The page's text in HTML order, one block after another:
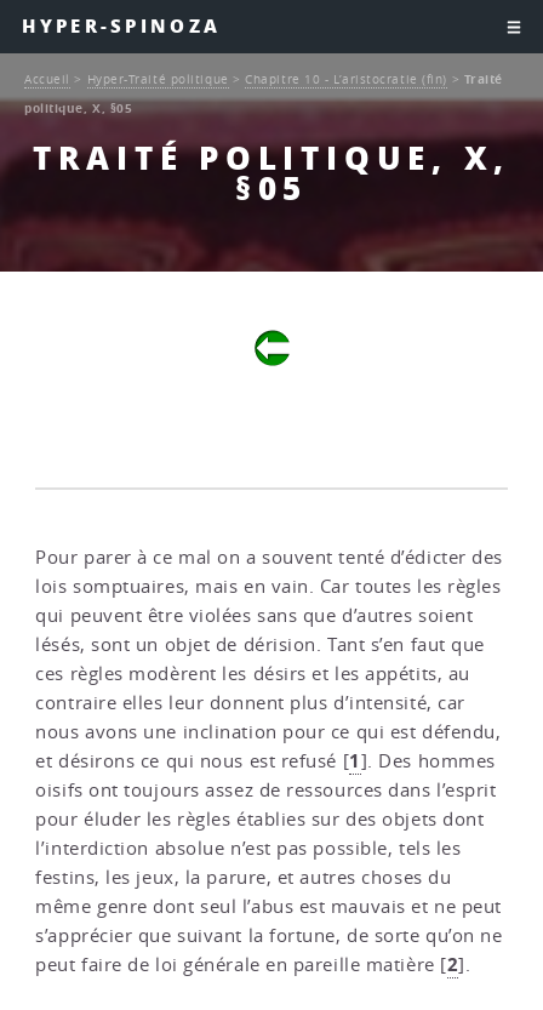
HYPER-SPINOZA
TRAITÉ POLITIQUE, X,
§05
Accueil > Hyper-Traité politique > Chapitre 10 - L’aristocratie (fin) > Traité
politique, X, §05
Pour parer à ce mal on a souvent tenté d’édicter des
lois somptuaires, mais en vain. Car toutes les règles
qui peuvent être violées sans que d’autres soient
lésés, sont un objet de dérision. Tant s’en faut que
ces règles modèrent les désirs et les appétits, au
contraire elles leur donnent plus d’intensité, car
nous avons une inclination pour ce qui est défendu,
et désirons ce qui nous est refusé [1]. Des hommes
oisifs ont toujours assez de ressources dans l’esprit
pour éluder les règles établies sur des objets dont
l’interdiction absolue n’est pas possible, tels les
festins, les jeux, la parure, et autres choses du
même genre dont seul l’abus est mauvais et ne peut
s’apprécier que suivant la fortune, de sorte qu’on ne
peut faire de loi générale en pareille matière [2].